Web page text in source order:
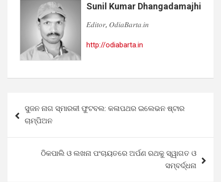
Sunil Kumar Dhangadamajhi
𝐸𝑑𝑖𝑡𝑜𝑟, 𝑂𝑑𝑖𝑎𝐵𝑎𝑟𝑡𝑎.𝑖𝑛
http://odiabarta.in
navigation
ସୁଜନ ନାଗ ସ୍ମାରକୀ ଫୁଟବଲ: କଳାପଥର ଇଲେଭନ ଷ୍ଟାର
ଚାମ୍ପିଅନ
ଠିକପାଲି ଓ ଲଖନା ପଂଚାୟତରେ ଅର୍ପଣ ରଥକୁ ସ୍ୱାଗତ ଓ
ସମ୍ବର୍ଦ୍ଧନା